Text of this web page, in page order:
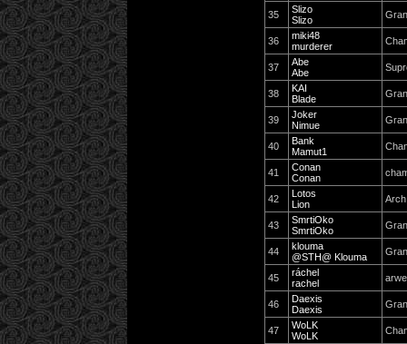
35
Slizo
Slizo
36
miki48
murderer
37
Abe
Abe
38
KAI
Blade
39
Joker
Nimue
40
Bank
Mamut1
41
Conan
Conan
42
Lotos
Lion
43
SmrtiOko
SmrtiOko
44
klouma
@STH@ Klouma
45
ráchel
rachel
46
Daexis
Daexis
47
WoLK
WoLK